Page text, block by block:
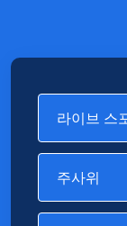
라이브 스
주사위